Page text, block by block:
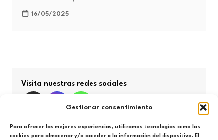
Gestionar consentimiento
Para ofrecer las mejores experiencias, utilizamos tecnologías como las
cookies para almacenar y/o acceder a la información del dispositivo. El
16/05/2025
Visita nuestras redes sociales